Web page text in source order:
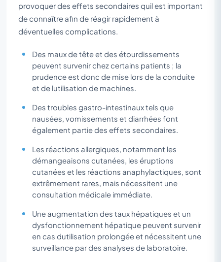
provoquer des effets secondaires quil est important
de connaître afin de réagir rapidement à
déventuelles complications.
Des maux de tête et des étourdissements
peuvent survenir chez certains patients ; la
prudence est donc de mise lors de la conduite
et de lutilisation de machines.
Des troubles gastro-intestinaux tels que
nausées, vomissements et diarrhées font
également partie des effets secondaires.
Les réactions allergiques, notamment les
démangeaisons cutanées, les éruptions
cutanées et les réactions anaphylactiques, sont
extrêmement rares, mais nécessitent une
consultation médicale immédiate.
Une augmentation des taux hépatiques et un
dysfonctionnement hépatique peuvent survenir
en cas dutilisation prolongée et nécessitent une
surveillance par des analyses de laboratoire.